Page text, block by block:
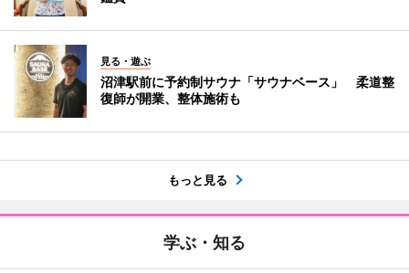
見る・遊ぶ
沼津駅前に予約制サウナ「サウナベース」 柔道整
復師が開業、整体施術も
もっと見る
学ぶ・知る